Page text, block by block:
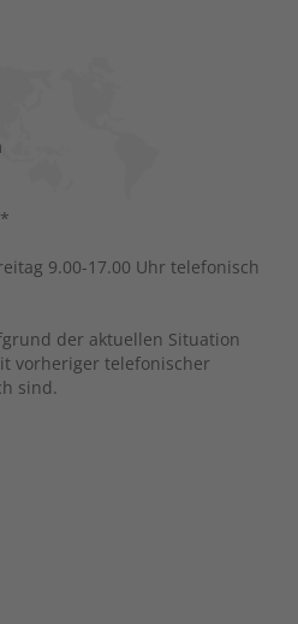
9.00-17.00 Uhr telefonisch
der aktuellen Situation
vorheriger telefonischer
sind.